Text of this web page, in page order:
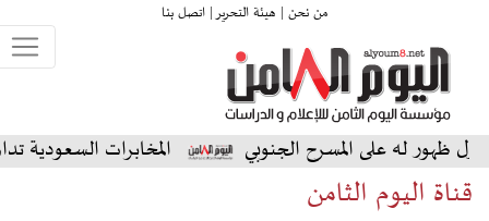
من نحن | هيئة التحرير |اتصل بنا
على المسرح الجنوبي المخابرات السعودية تداهم منازل
قناة اليوم الثامن